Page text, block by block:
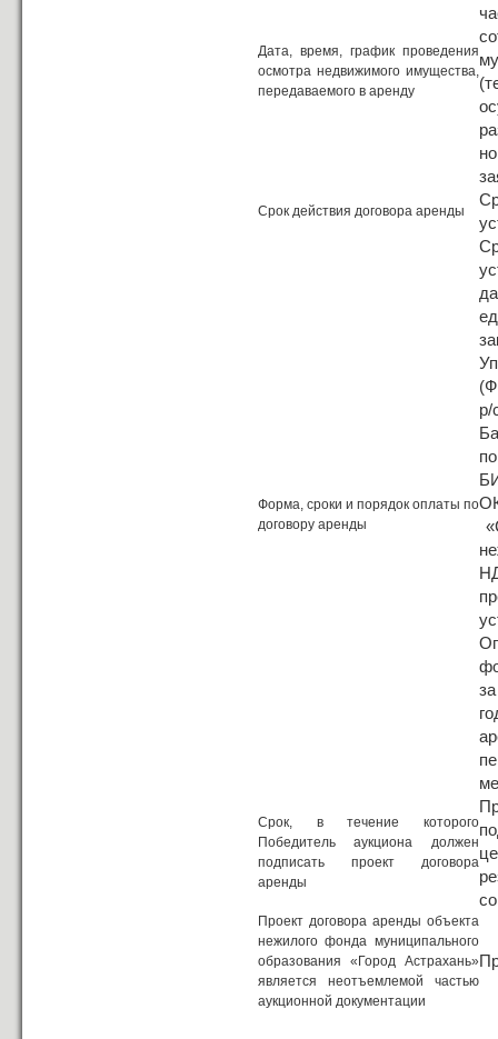
Дата, время, график проведения
осмотра недвижимого имущества,
передаваемого в аренду
Срок действия договора аренды
Форма, сроки и порядок оплаты по
договору аренды
р/
Срок, в течение которого
Победитель аукциона должен
подписать проект договора
аренды
Проект договора аренды объекта
нежилого фонда муниципального
образования «Город Астрахань»
является неотъемлемой частью
аукционной документации